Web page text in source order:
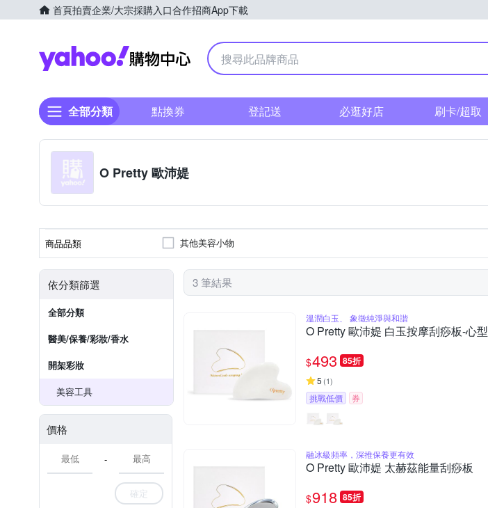
首頁拍賣企業/大宗採購入口合作招商App下載
Yahoo購物中心
全部分類 點換券 登記送 必逛好店 刷卡/超取
O Pretty 歐沛媞
商品品類 其他美容小物
依分類篩選
全部分類
醫美/保養/彩妝/香水
開架彩妝
美容工具
價格
-
確定
3 筆結果
溫潤白玉、 象徵純淨與和諧
O Pretty 歐沛媞 白玉按摩刮痧板-心型
$493 85折
5 (1)
挑戰低價 券
融冰級頻率，深推保養更有效
O Pretty 歐沛媞 太赫茲能量刮痧板
$918 85折